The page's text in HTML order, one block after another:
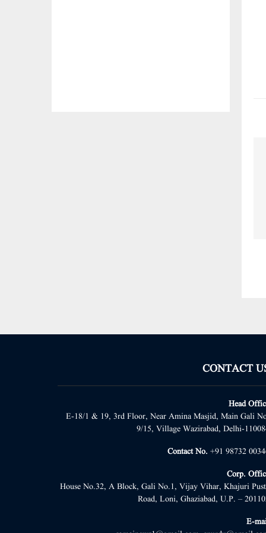
CONTACT
Head
E-18/1 & 19, 3rd Floor, Near Amina Masjid, Main Gali
9/15, Village Wazirabad, Delhi-
Contact No. +91 98732
Corp.
House No.32, A Block, Gali No.1, Vijay Vihar, Khajuri
Road, Loni, Ghaziabad, U.P. –
E-